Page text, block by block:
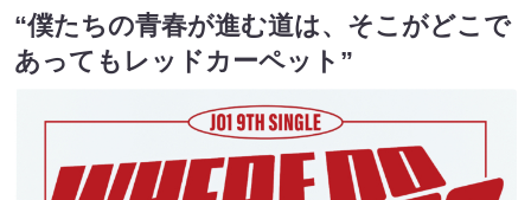
“僕たちの青春が進む道は、そこがどこで
あってもレッドカーペット”